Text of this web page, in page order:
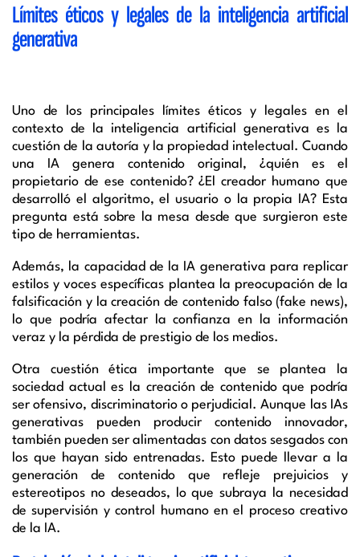
Límites éticos y legales de la inteligencia artificial
generativa
Uno de los principales límites éticos y legales en el
contexto de la inteligencia artificial generativa es la
cuestión de la autoría y la propiedad intelectual. Cuando
una IA genera contenido original, ¿quién es el
propietario de ese contenido? ¿El creador humano que
desarrolló el algoritmo, el usuario o la propia IA? Esta
pregunta está sobre la mesa desde que surgieron este
tipo de herramientas.
Además, la capacidad de la IA generativa para replicar
estilos y voces específicas plantea la preocupación de la
falsificación y la creación de contenido falso (fake news),
lo que podría afectar la confianza en la información
veraz y la pérdida de prestigio de los medios.
Otra cuestión ética importante que se plantea la
sociedad actual es la creación de contenido que podría
ser ofensivo, discriminatorio o perjudicial. Aunque las IAs
generativas pueden producir contenido innovador,
también pueden ser alimentadas con datos sesgados con
los que hayan sido entrenadas. Esto puede llevar a la
generación de contenido que refleje prejuicios y
estereotipos no deseados, lo que subraya la necesidad
de supervisión y control humano en el proceso creativo
de la IA.